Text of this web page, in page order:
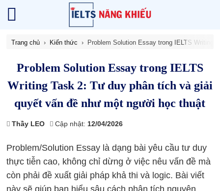
Trang chủ Kiến thức Problem Solution Essay trong IELTS
Problem Solution Essay trong IELTS
Writing Task 2: Tư duy phân tích và giải
quyết vấn đề như một người học thuật
Thầy LEO Cập nhật: 12/04/2026
Problem/Solution Essay là dạng bài yêu cầu tư duy
thực tiễn cao, không chỉ dừng ở việc nêu vấn đề mà
còn phải đề xuất giải pháp khả thi và logic. Bài viết
này sẽ giúp bạn hiểu sâu cách phân tích nguyên